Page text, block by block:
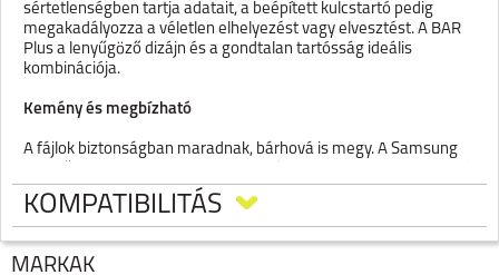
sértetlenségben tartja adatait, a beépített kulcstartó pedig
megakadályozza a véletlen elhelyezést vagy elvesztést. A BAR
Plus a lenyűgöző dizájn és a gondtalan tartósság ideális
kombinációja.
Kemény és megbízható
A fájlok biztonságban maradnak, bárhová is megy. A Samsung
eszközzé teszi az értékes adatok tárolására. Vízálló¹, ütésálló²,
hőálló³, mágnesálló⁴ és röntgenálló⁵ testtel működik, mindezt 5 év
korlátozott jótállással⁶
Terméktípus: USB 3.1 flash meghajtó
KOMPATIBILITÁS
MÁRKÁK